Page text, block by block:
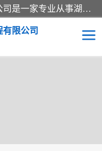
湖南业峻强夯基础工程有限公司是一家专业从事湖南强夯基础工程、强夯机租赁，地基处理的施工单位。业务覆盖：湖南、广东，江西等地。可承接1000KN.m-25000KN.m强夯（置换）工程。公司创始人是国内较早期从事强夯施工的建设者，经过多年的一步一个脚印的发展，在行业内具有较高的度和良好的口碑。
限公司